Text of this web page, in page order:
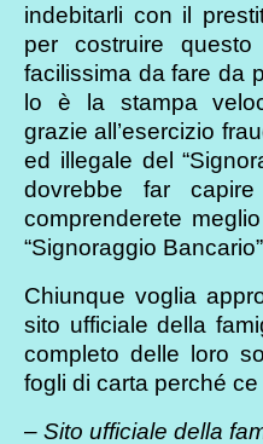
indebitarli con il
per costruire questo
facilissima da fare da
lo è la stampa
grazie all’esercizio
ed illegale del
dovrebbe far
comprenderete
“Signoraggio
Chiunque voglia
sito ufficiale della
completo delle loro
fogli di carta perché
– Sito ufficiale della